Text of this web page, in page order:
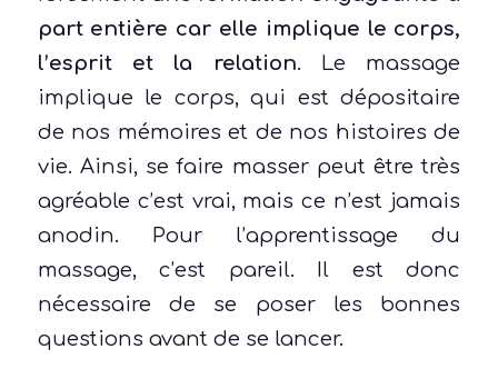
part entière car elle implique le corps,
l’esprit et la relation. Le massage
implique le corps, qui est dépositaire
de nos mémoires et de nos histoires de
vie. Ainsi, se faire masser peut être très
agréable c’est vrai, mais ce n’est jamais
anodin. Pour l’apprentissage du
massage, c’est pareil. Il est donc
nécessaire de se poser les bonnes
questions avant de se lancer.